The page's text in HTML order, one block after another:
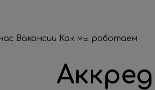
Вакансии Как мы работаем